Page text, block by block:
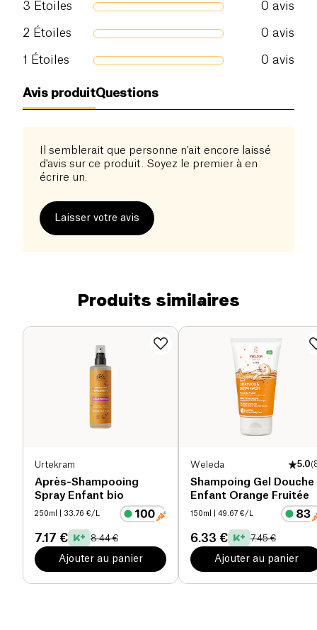
3 Étoiles 0 avis
2 Étoiles 0 avis
1 Étoiles 0 avis
Avis produitQuestions
Il semblerait que personne n'ait encore laissé
d'avis sur ce produit. Soyez le premier à en
écrire un.
Laisser votre avis
Produits similaires
Urtekram
Après-Shampooing
Spray Enfant bio
250ml | 33.76 €/L
7.17 € 8.44 €
Ajouter au panier
Weleda 5.0(
Shampoing Gel Douche
Enfant Orange Fruitée
150ml | 49.67 €/L
6.33 € 7.45 €
Ajouter au panier